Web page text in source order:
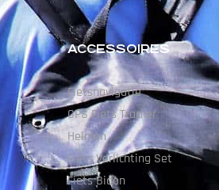
ACCESSOIRES
Fietsnavigatie
GPS Fiets Tracker
Helmen
Fiets Verlichting Set
Fiets Bidon